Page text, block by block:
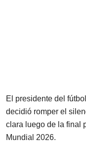
El presidente del
decidió romper el
clara luego de la final
Mundial 2026.